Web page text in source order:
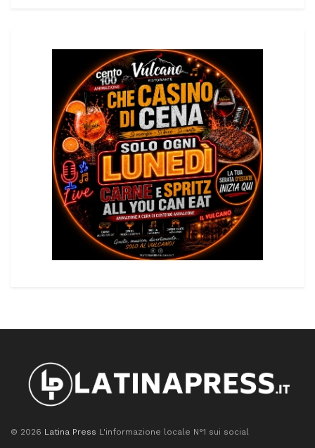
© 2026 Latina Press L'informazione locale N°1 sui social